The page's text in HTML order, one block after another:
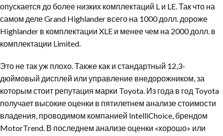
опускается до более низких комплектаций L и LE. Так что на
самом деле Grand Highlander всего на 1000 долл. дороже
Highlander в комплектации XLE и менее чем на 2000 долл. в
комплектации Limited.
Это не так уж плохо. Также как и стандартный 12,3-
дюймовый дисплей или управление внедорожником, за
которым стоит репутация марки Toyota. Из года в год Toyota
получает высокие оценки в пятилетнем анализе стоимости
владения, проводимом компанией IntelliChoice, брендом
MotorTrend. В последнем анализе оценки «хорошо» или